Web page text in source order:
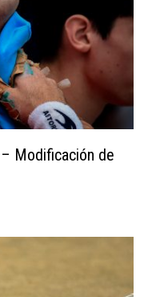
Modificación de